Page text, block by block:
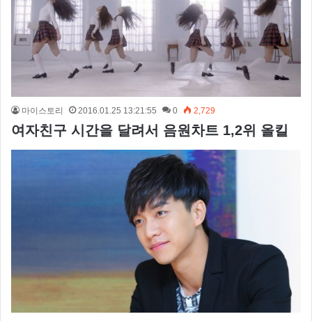
마이스토리 2016.01.25 13:21:55 0 2,729
여자친구 시간을 달려서 음원차트 1,2위 올킬